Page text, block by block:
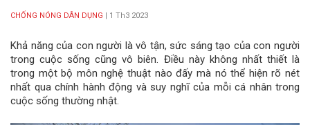
CHỐNG NÓNG DÂN DỤNG | 1 Th3 2023
Khả năng của con người là vô tận, sức sáng tạo của con người
trong cuộc sống cũng vô biên. Điều này không nhất thiết là
trong một bộ môn nghệ thuật nào đấy mà nó thể hiện rõ nét
nhất qua chính hành động và suy nghĩ của mỗi cá nhân trong
cuộc sống thường nhật.